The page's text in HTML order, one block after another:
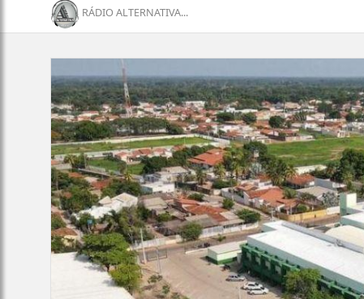
RÁDIO ALTERNATIVA...